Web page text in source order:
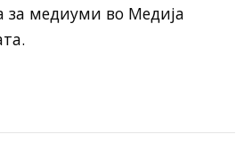
за медиуми во Медија